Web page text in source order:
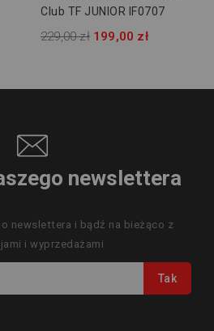
Club TF JUNIOR IF0707
229,00 zł 199,00 zł
newslettera
newslettera i bądź na bieżąco z
i wyprzedażami